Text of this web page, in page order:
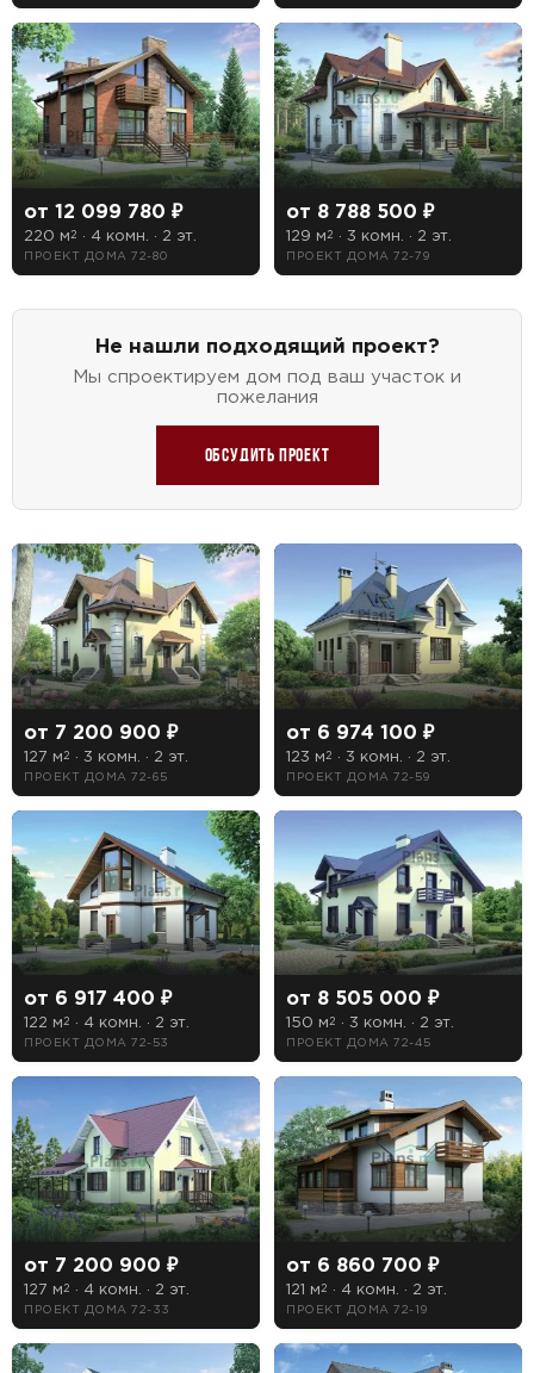
от 12 099 780 ₽
220 м2 · 4 комн. · 2 эт.
ПРОЕКТ ДОМА 72-80
от 8 788 500 ₽
129 м2 · 3 комн. · 2 эт.
ПРОЕКТ ДОМА 72-79
Не нашли подходящий проект?
Мы спроектируем дом под ваш участок и
пожелания
Обсудить проект
от 7 200 900 ₽
127 м 2 · 3 комн. · 2 эт.
ПРОЕКТ ДОМА 72-65
от 6 974 100 ₽
123 м 2 · 3 комн. · 2 эт.
ПРОЕКТ ДОМА 72-59
от 6 917 400 ₽
122 м2 · 4 комн. · 2 эт.
ПРОЕКТ ДОМА 72-53
от 8 505 000 ₽
150 м2 · 3 комн. · 2 эт.
ПРОЕКТ ДОМА 72-45
от 7 200 900 ₽
127 м 2 · 4 комн. · 2 эт.
ПРОЕКТ ДОМА 72-33
от 6 860 700 ₽
121 м 2 · 4 комн. · 2 эт.
ПРОЕКТ ДОМА 72-19
Telegram MAX
Даю согласие на обработку персональных данныхи
подтверждаю, что ознакомлен(а) сполитикой
обработки персональных данных.
Рассчитать стоимость